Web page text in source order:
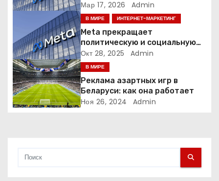
з
а
п
и
людей ради искусственного
интеллекта
Мар 17, 2026 Admin
В МИРЕ ИНТЕРНЕТ-МАРКЕТИНГ
Meta прекращает
политическую и социальную
рекламу в ЕС. Почему это
меняет рынок цифровой
рекламы?
Окт 28, 2025 Admin
В МИРЕ
Реклама азартных игр в
Беларуси: как она работает
Ноя 26, 2024 Admin